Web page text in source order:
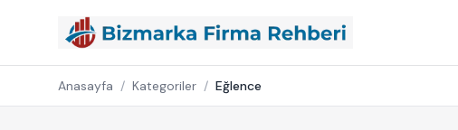
Anasayfa / Kategoriler / Eğlence